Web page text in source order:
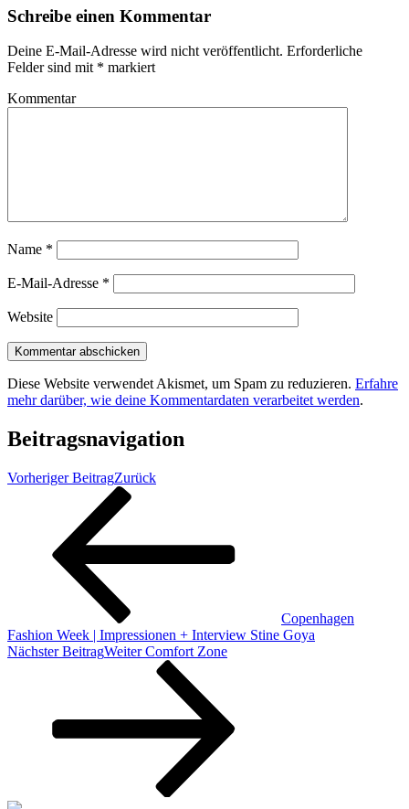
Schreibe einen Kommentar
Deine E-Mail-Adresse wird nicht veröffentlicht. Erforderliche
Felder sind mit * markiert
Kommentar
Name *
E-Mail-Adresse *
Website
Diese Website verwendet Akismet, um Spam zu reduzieren. Erfahre
mehr darüber, wie deine Kommentardaten verarbeitet werden.
Beitragsnavigation
Vorheriger BeitragZurück
Copenhagen
Fashion Week | Impressionen + Interview Stine Goya
Nächster BeitragWeiter Comfort Zone